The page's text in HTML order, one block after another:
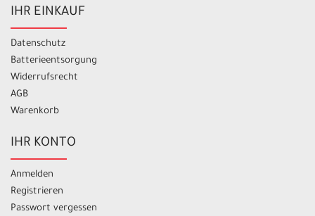
IHR EINKAUF
Datenschutz
Batterieentsorgung
Widerrufsrecht
AGB
Warenkorb
IHR KONTO
Anmelden
Registrieren
Passwort vergessen